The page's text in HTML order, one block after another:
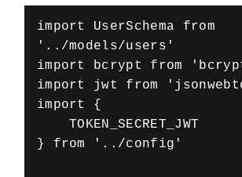
import UserSchema from
'../models/users'
import bcrypt from
import jwt from
import {
TOKEN_SECRET_JWT
} from '../config'